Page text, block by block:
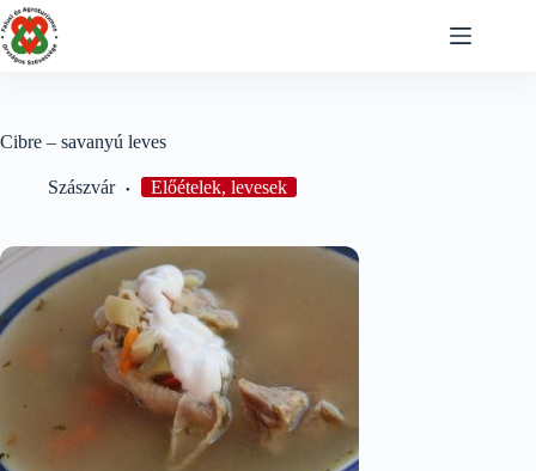
Skip
to
content
Cibre – savanyú leves
Szászvár Előételek, levesek